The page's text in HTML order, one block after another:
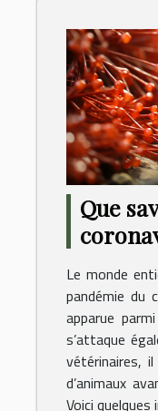
Que
Le monde
pandémie du
apparue
s’attaque
vétérinaires,
d’animaux
Voici